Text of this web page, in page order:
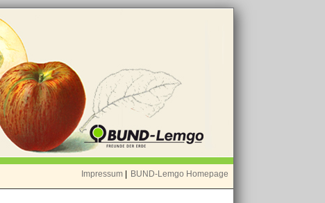
Impressum BUND-Lemgo Homepage